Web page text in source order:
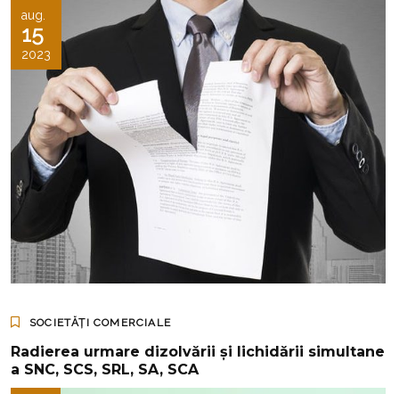
aug.
15
2023
SOCIETĂȚI COMERCIALE
Radierea urmare dizolvării şi lichidării simultane
a SNC, SCS, SRL, SA, SCA